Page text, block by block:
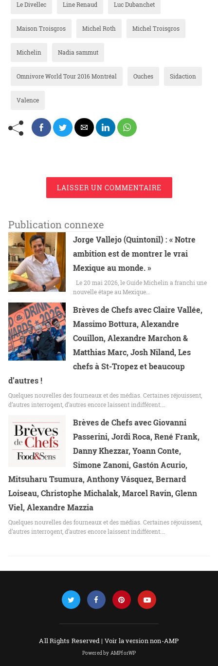
Le Divellec Line Renaud Luc Dubanchet
Maison Troisgros Michel Roth Michel Troisgros
Michelin Nadia sammut
Omnivore World Tour 2016 Montréal Ouches Sidaction
Valence
LAISSER UN COMMENTAIRE
Publication connexe
Jorge Vallejo (Quintonil) : « Notre
ambition est de montrer le vrai
Mexique au monde. »
Le 20 mai 2026, le Guide Michelin a franchi une
nouvelle étape au Mexique…
Brèves de Chefs avec Claire Vallée,
Massimo Bottura, Alexandre
Couillon, Alexandre Marchon &
Matthias Marc, Josh Niland, Les
chefs à St-Tropez et beaucoup
d’autres !
Quelques nouvelles des fourneaux et des médias. Certaines réjouissent,
d’autres interrogent, d’autres encore laissent indifférent.…
Brèves de Chefs avec Giovanni
Passerini, Jordi Roca, René Frank,
Danny Khezzar, Yoann Conte,
Simone Zanoni, Gastón Acurio,
Mitsuharu Tsumura, Anthony Vásquez, Bernard
Loiseau, Christophe Michalak, Marcel Ravin, Glenn
Viel, Alexandre Mazzia
Quelques nouvelles des fourneaux et des médias. Certaines réjouissent,
d’autres interrogent, d’autres encore laissent indifférent.…
All Rights Reserved | Voir la version non-AMP
Powered by AMPforWP